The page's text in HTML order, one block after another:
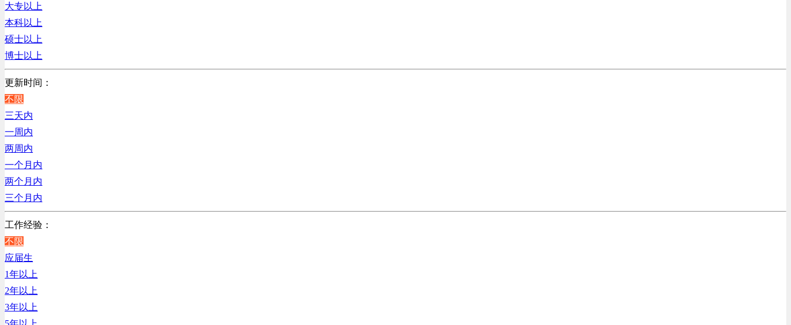
上海
贸易/物流/仓储/采购类
客服及凯发娱乐网址的技术支持类
高级管理类
电子/电器/半导体类
电力电气/能源/自动化
程序/语言开发类
行政/后勤/文秘类
销售类
人力资源类
互联网/电子商务/游戏类
建筑装潢/市政建设类
通信/移动互联网/手机类
技工/维修类
房地产开发/物业管理类
生产/加工/认证类
综合技术类
汽车/交通类
财务/审计/税务类
大专以上
本科以上
硕士以上
博士以上
更新时间：
不限
三天内
一周内
两周内
一个月内
两个月内
三个月内
工作经验：
不限
应届生
1年以上
2年以上
3年以上